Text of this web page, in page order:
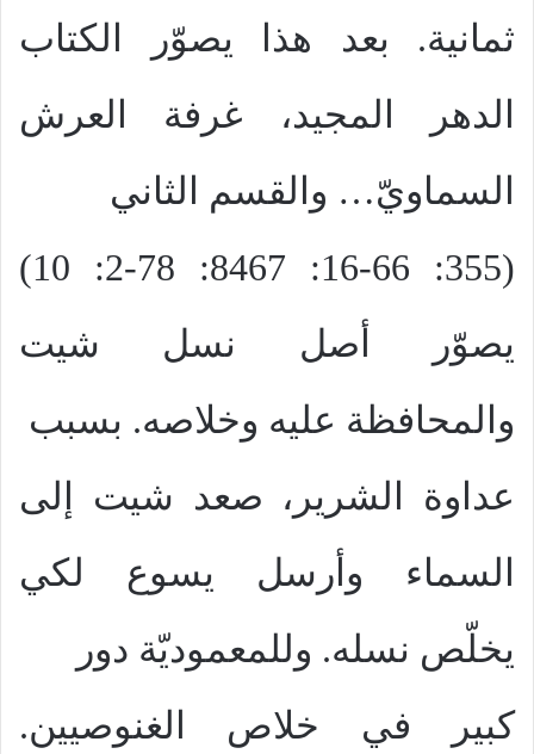
ثمانية. بعد هذا يصوّر الكتاب
الدهر المجيد، غرفة العرش
السماويّ… والقسم الثاني
(355: 16-66: 8467: 2-78: 10)
يصوّر أصل نسل شيت
والمحافظة عليه وخلاصه. بسبب
عداوة الشرير، صعد شيت إلى
السماء وأرسل يسوع لكي
يخلّص نسله. وللمعموديّة دور
كبير في خلاص الغنوصيين.